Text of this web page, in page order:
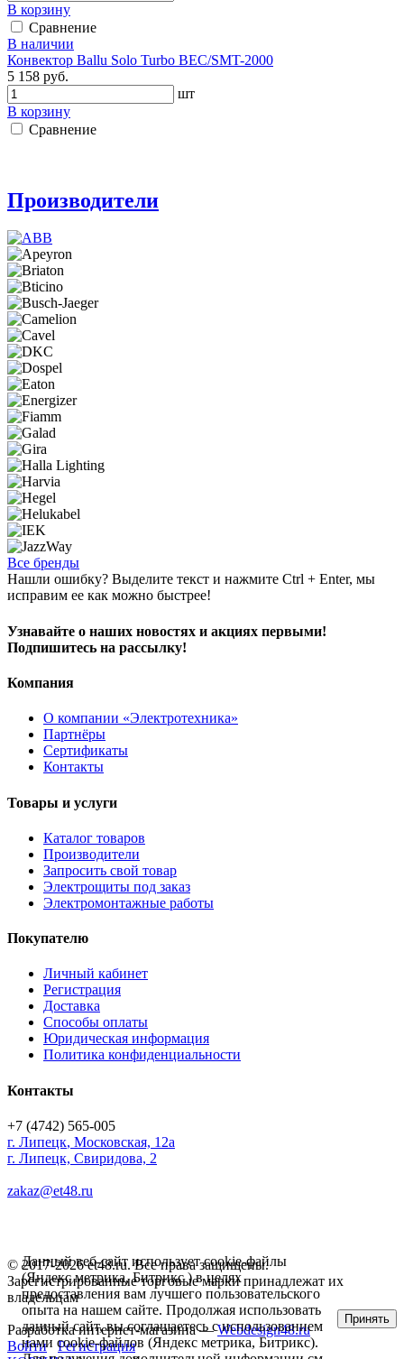
В корзину
Сравнение
В наличии
Конвектор Ballu Solo Turbo BEC/SMT-2000
5 158 руб.
шт
В корзину
Сравнение
Производители
Все бренды
Нашли ошибку? Выделите текст и нажмите Ctrl + Enter, мы
исправим ее как можно быстрее!
Узнавайте о наших новостях и акциях первыми!
Подпишитесь на рассылку!
Компания
О компании «Электротехника»
Партнёры
Сертификаты
Контакты
Товары и услуги
Каталог товаров
Производители
Запросить свой товар
Электрощиты под заказ
Электромонтажные работы
Покупателю
Личный кабинет
Регистрация
Доставка
Способы оплаты
Юридическая информация
Политика конфиденциальности
Контакты
+7 (4742) 565-005
г. Липецк, Московская, 12а
г. Липецк, Свиридова, 2
zakaz@et48.ru
© 2017-2026 et48.ru. Все права защищены.
Зарегистрированные торговые марки принадлежат их
владельцам
Разработка интернет-магазина —Webdesign48.ru
Войти
Регистрация
Данный веб-сайт использует cookie-файлы
(Яндекс метрика, Битрикс ) в целях
предоставления вам лучшего пользовательского
опыта на нашем сайте. Продолжая использовать
данный сайт, вы соглашаетесь с использованием
нами cookie-файлов (Яндекс метрика, Битрикс).
Принять